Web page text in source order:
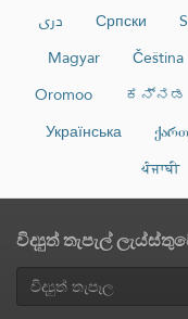
دری
Српски
Magyar
Čeština
Oromoo
ಕನ್ನಡ
Українська
ਪੰਜਾਬੀ
විද්‍යුත් තැපැල්